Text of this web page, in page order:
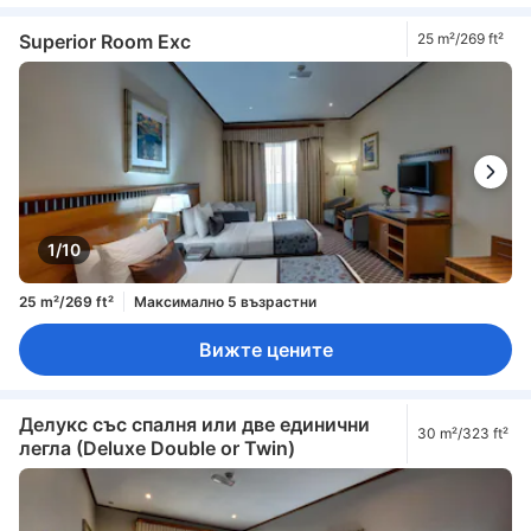
Superior Room Exc 25 m²/269 ft²
1/10
25 m²/269 ft² Максимално 5 възрастни
Вижте цените
Делукс със спалня или две единични
легла (Deluxe Double or Twin)
30 m²/323 ft²